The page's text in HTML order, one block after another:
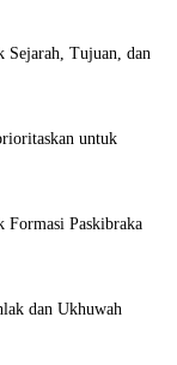
Sejarah, Tujuan, dan
untuk
Formasi Paskibraka
dan Ukhuwah